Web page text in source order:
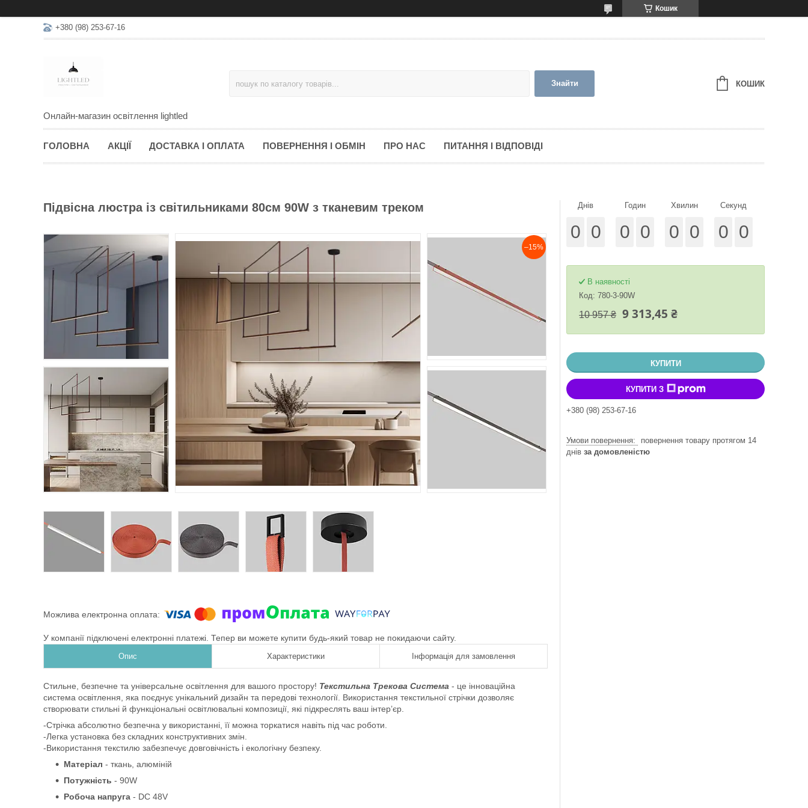
Кошик
+380 (98) 253-67-16
Онлайн-магазин освітлення lightled
Знайти КОШИК
ГОЛОВНА АКЦІЇ ДОСТАВКА І ОПЛАТА ПОВЕРНЕННЯ І ОБМІН ПРО НАС ПИТАННЯ І ВІДПОВІДІ
Підвісна люстра із світильниками 80см 90W з тканевим треком
–15%
У компанії підключені електронні платежі. Тепер ви можете купити будь-який товар не покидаючи сайту.
Опис Характеристики Інформація для замовлення
Стильне, безпечне та універсальне освітлення для вашого простору! Текстильна Трекова Система - це інноваційна
система освітлення, яка поєднує унікальний дизайн та передові технології. Використання текстильної стрічки дозволяє
створювати стильні й функціональні освітлювальні композиції, які підкреслять ваш інтер’єр.
-Стрічка абсолютно безпечна у використанні, її можна торкатися навіть під час роботи.
-Легка установка без складних конструктивних змін.
-Використання текстилю забезпечує довговічність і екологічну безпеку.
Матеріал - ткань, алюміній
Потужність - 90W
Робоча напруга - DC 48V
Днів
0 0
Годин
0 0
Хвилин
0 0
Секунд
0 0
В наявності
Код: 780-3-90W
10 957 ₴ 9 313,45 ₴
КУПИТИ
КУПИТИ З
+380 (98) 253-67-16
повернення товару протягом 14
днів за домовленістю